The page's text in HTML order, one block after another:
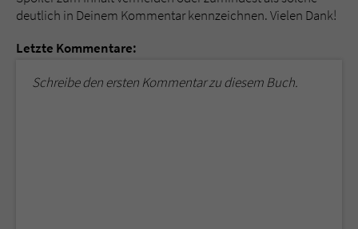
deutlich in Deinem Kommentar kennzeichnen. Vielen Dank!
Letzte Kommentare:
Schreibe den ersten Kommentar zu diesem Buch.